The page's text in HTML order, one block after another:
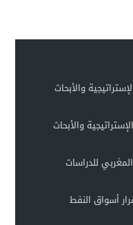
والأبحاث
والأبحاث
للدراسات
أسواق النفط